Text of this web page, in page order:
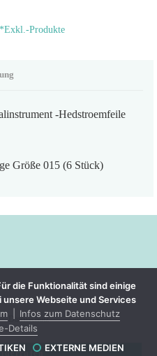
*Exkl.-Produkte
-Hedstroemfeile
Größe 015 (6 Stück)
Datenschutz
die Funktionalität sind einige
Webseite und Services
Infos zum Datenschutz
Details
EXTERNE MEDIEN